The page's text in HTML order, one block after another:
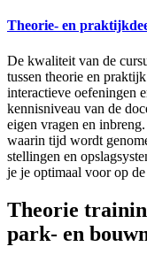
Theorie- en
De kwaliteit van de
tussen theorie en
interactieve oefeningen
kennisniveau van de
eigen vragen en
waarin tijd wordt
stellingen en
je je optimaal voor op
Theorie
park- en